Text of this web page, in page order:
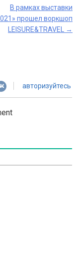
В рамках выставки
прошел воркшоп
LEISURE&TRAVEL
→
авторизуйтесь